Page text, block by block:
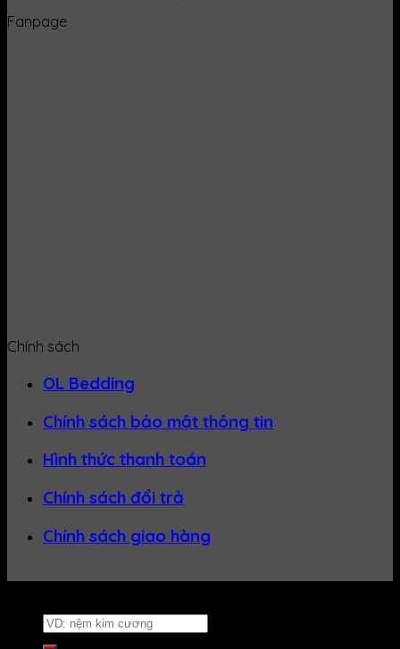
Fanpage
Chính sách
OL Bedding
Chính sách bảo mật thông tin
Hình thức thanh toán
Chính sách đổi trả
Chính sách giao hàng
Tìm
kiếm: